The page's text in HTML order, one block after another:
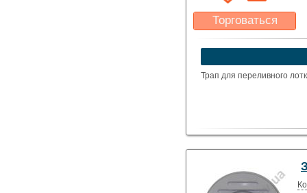
Торговаться
Какая цена Вас
устроит?
Трап для переливного